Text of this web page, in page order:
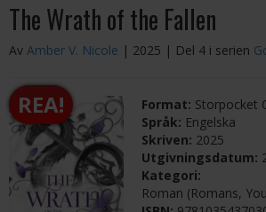
The Wrath of the Fallen
Av Amber V. Nicole | 2025 | Del 4 i serien
REA! Format: Storpocket
Språk: Engelska
Skriven: 2025
Utgivningsdatum:
Kategori:
Roman (Romans,